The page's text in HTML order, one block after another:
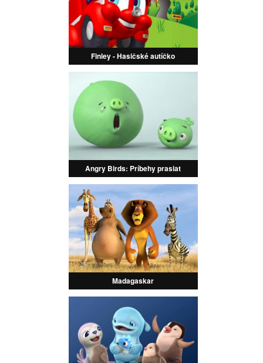
Finley - Hasičské autíčko
Angry Birds: Príbehy prasiat
Madagaskar